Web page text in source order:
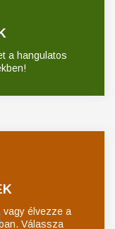
a hangulatos
vagy élvezze a
Válassza